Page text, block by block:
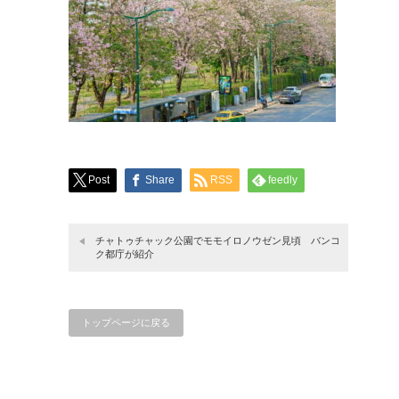
Post Share RSS feedly
チャトゥチャック公園でモモイロノウゼン見頃 バンコ
ク都庁が紹介
トップページに戻る